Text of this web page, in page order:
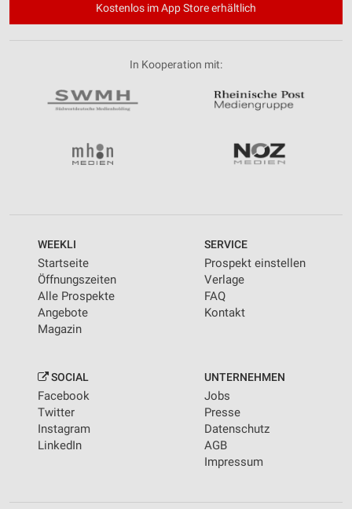
Kostenlos im App Store erhältlich
In Kooperation mit:
WEEKLI
Startseite
Öffnungszeiten
Alle Prospekte
Angebote
Magazin
SERVICE
Prospekt einstellen
Verlage
FAQ
Kontakt
SOCIAL
Facebook
Twitter
Instagram
LinkedIn
UNTERNEHMEN
Jobs
Presse
Datenschutz
AGB
Impressum